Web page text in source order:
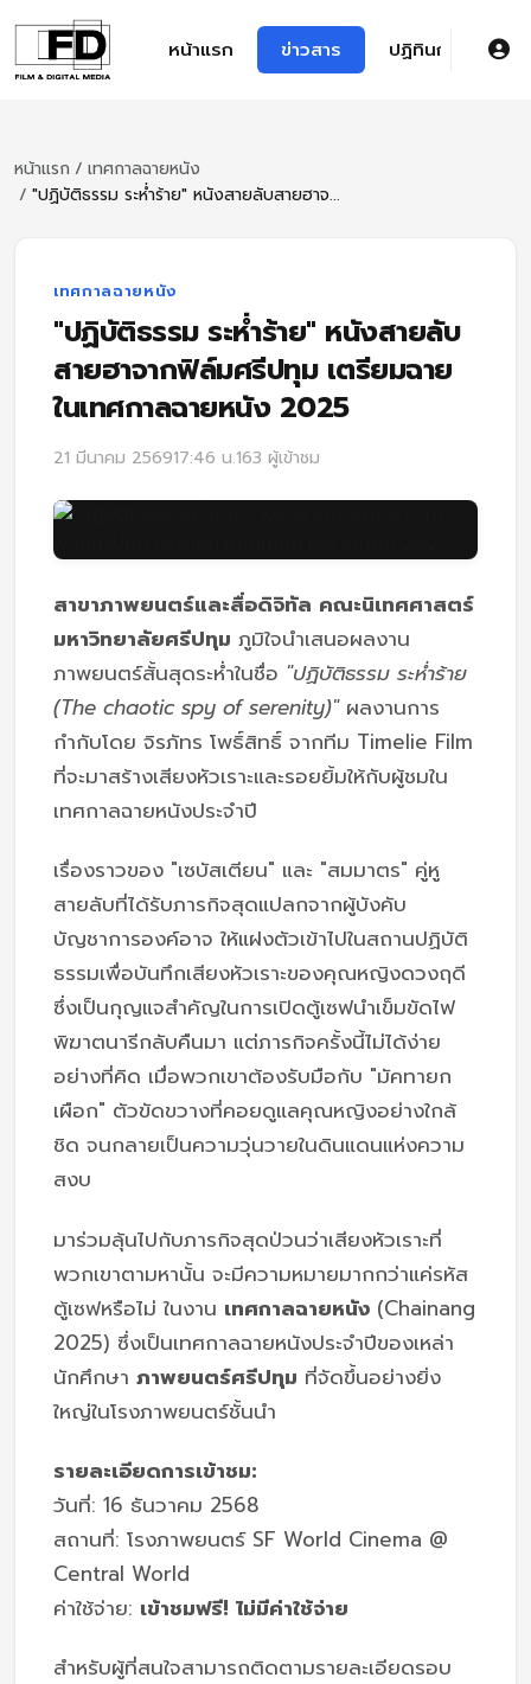
หน้าแรก ข่าวสาร ปฏิทินการศึกษา
หน้าแรก / เทศกาลฉายหนัง
/ "ปฏิบัติธรรม ระห่ำร้าย" หนังสายลับสายฮาจ...
เทศกาลฉายหนัง
"ปฏิบัติธรรม ระห่ำร้าย" หนังสายลับ
สายฮาจากฟิล์มศรีปทุม เตรียมฉาย
ในเทศกาลฉายหนัง 2025
21 มีนาคม 256917:46 น.163 ผู้เข้าชม
สาขาภาพยนตร์และสื่อดิจิทัล คณะนิเทศศาสตร์
มหาวิทยาลัยศรีปทุม ภูมิใจนำเสนอผลงาน
ภาพยนตร์สั้นสุดระห่ำในชื่อ "ปฏิบัติธรรม ระห่ำร้าย
(The chaotic spy of serenity)"ผลงานการ
กำกับโดย จิรภัทร โพธิ์สิทธิ์ จากทีม Timelie Film
ที่จะมาสร้างเสียงหัวเราะและรอยยิ้มให้กับผู้ชมใน
เทศกาลฉายหนังประจำปี
เรื่องราวของ "เซบัสเตียน" และ "สมมาตร" คู่หู
สายลับที่ได้รับภารกิจสุดแปลกจากผู้บังคับ
บัญชาการองค์อาจ ให้แฝงตัวเข้าไปในสถานปฏิบัติ
ธรรมเพื่อบันทึกเสียงหัวเราะของคุณหญิงดวงฤดี
ซึ่งเป็นกุญแจสำคัญในการเปิดตู้เซฟนำเข็มขัดไฟ
พิฆาตนารีกลับคืนมา แต่ภารกิจครั้งนี้ไม่ได้ง่าย
อย่างที่คิด เมื่อพวกเขาต้องรับมือกับ "มัคทายก
เผือก" ตัวขัดขวางที่คอยดูแลคุณหญิงอย่างใกล้
ชิด จนกลายเป็นความวุ่นวายในดินแดนแห่งความ
สงบ
มาร่วมลุ้นไปกับภารกิจสุดป่วนว่าเสียงหัวเราะที่
พวกเขาตามหานั้น จะมีความหมายมากกว่าแค่รหัส
ตู้เซฟหรือไม่ ในงาน เทศกาลฉายหนัง (Chainang
2025) ซึ่งเป็นเทศกาลฉายหนังประจำปีของเหล่า
นักศึกษา ภาพยนตร์ศรีปทุม ที่จัดขึ้นอย่างยิ่ง
ใหญ่ในโรงภาพยนตร์ชั้นนำ
รายละเอียดการเข้าชม:
วันที่: 16 ธันวาคม 2568
สถานที่: โรงภาพยนตร์ SF World Cinema @
Central World
ค่าใช้จ่าย: เข้าชมฟรี! ไม่มีค่าใช้จ่าย
สำหรับผู้ที่สนใจสามารถติดตามรายละเอียดรอบ